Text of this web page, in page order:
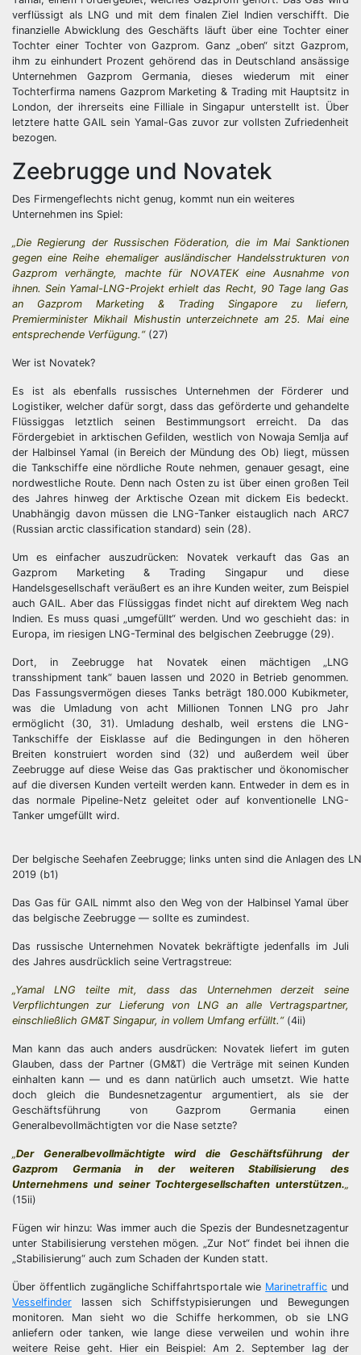
verflüssigt als LNG und mit dem finalen Ziel Indien verschifft. Die
finanzielle Abwicklung des Geschäfts läuft über eine Tochter einer
Tochter einer Tochter von Gazprom. Ganz „oben“ sitzt Gazprom,
ihm zu einhundert Prozent gehörend das in Deutschland ansässige
Unternehmen Gazprom Germania, dieses wiederum mit einer
Tochterfirma namens Gazprom Marketing & Trading mit Hauptsitz in
London, der ihrerseits eine Filliale in Singapur unterstellt ist. Über
letztere hatte GAIL sein Yamal-Gas zuvor zur vollsten Zufriedenheit
bezogen.
Zeebrugge und Novatek
Des Firmengeflechts nicht genug, kommt nun ein weiteres
Unternehmen ins Spiel:
„Die Regierung der Russischen Föderation, die im Mai Sanktionen
gegen eine Reihe ehemaliger ausländischer Handelsstrukturen von
Gazprom verhängte, machte für NOVATEK eine Ausnahme von
ihnen. Sein Yamal-LNG-Projekt erhielt das Recht, 90 Tage lang Gas
an Gazprom Marketing & Trading Singapore zu liefern,
Premierminister Mikhail Mishustin unterzeichnete am 25. Mai eine
entsprechende Verfügung.“(27)
Wer ist Novatek?
Es ist als ebenfalls russisches Unternehmen der Förderer und
Logistiker, welcher dafür sorgt, dass das geförderte und gehandelte
Flüssiggas letztlich seinen Bestimmungsort erreicht. Da das
Fördergebiet in arktischen Gefilden, westlich von Nowaja Semlja auf
der Halbinsel Yamal (in Bereich der Mündung des Ob) liegt, müssen
die Tankschiffe eine nördliche Route nehmen, genauer gesagt, eine
nordwestliche Route. Denn nach Osten zu ist über einen großen Teil
des Jahres hinweg der Arktische Ozean mit dickem Eis bedeckt.
Unabhängig davon müssen die LNG-Tanker eistauglich nach ARC7
(Russian arctic classification standard) sein (28).
Um es einfacher auszudrücken: Novatek verkauft das Gas an
Gazprom Marketing & Trading Singapur und diese
Handelsgesellschaft veräußert es an ihre Kunden weiter, zum Beispiel
auch GAIL. Aber das Flüssiggas findet nicht auf direktem Weg nach
Indien. Es muss quasi „umgefüllt“ werden. Und wo geschieht das: in
Europa, im riesigen LNG-Terminal des belgischen Zeebrugge (29).
Dort, in Zeebrugge hat Novatek einen mächtigen „LNG
transshipment tank“ bauen lassen und 2020 in Betrieb genommen.
Das Fassungsvermögen dieses Tanks beträgt 180.000 Kubikmeter,
was die Umladung von acht Millionen Tonnen LNG pro Jahr
ermöglicht (30, 31). Umladung deshalb, weil erstens die LNG-
Tankschiffe der Eisklasse auf die Bedingungen in den höheren
Breiten konstruiert worden sind (32) und außerdem weil über
Zeebrugge auf diese Weise das Gas praktischer und ökonomischer
auf die diversen Kunden verteilt werden kann. Entweder in dem es in
das normale Pipeline-Netz geleitet oder auf konventionelle LNG-
Tanker umgefüllt wird.
Der belgische Seehafen Zeebrugge; links unten sind die Anlagen des
2019 (b1)
Das Gas für GAIL nimmt also den Weg von der Halbinsel Yamal über
das belgische Zeebrugge — sollte es zumindest.
Das russische Unternehmen Novatek bekräftigte jedenfalls im Juli
des Jahres ausdrücklich seine Vertragstreue:
„Yamal LNG teilte mit, dass das Unternehmen derzeit seine
Verpflichtungen zur Lieferung von LNG an alle Vertragspartner,
einschließlich GM&T Singapur, in vollem Umfang erfüllt.“(4ii)
Man kann das auch anders ausdrücken: Novatek liefert im guten
Glauben, dass der Partner (GM&T) die Verträge mit seinen Kunden
einhalten kann — und es dann natürlich auch umsetzt. Wie hatte
doch gleich die Bundesnetzagentur argumentiert, als sie der
Geschäftsführung von Gazprom Germania einen
Generalbevollmächtigten vor die Nase setzte?
„Der Generalbevollmächtigte wird die Geschäftsführung der
Gazprom Germania in der weiteren Stabilisierung des
Unternehmens und seiner Tochtergesellschaften unterstützen.„
(15ii)
Fügen wir hinzu: Was immer auch die Spezis der Bundesnetzagentur
unter Stabilisierung verstehen mögen. „Zur Not“ findet bei ihnen die
„Stabilisierung“ auch zum Schaden der Kunden statt.
Über öffentlich zugängliche Schiffahrtsportale wie Marinetraffic und
Vesselfinder lassen sich Schiffstypisierungen und Bewegungen
monitoren. Man sieht wo die Schiffe herkommen, ob sie LNG
anliefern oder tanken, wie lange diese verweilen und wohin ihre
weitere Reise geht. Hier ein Beispiel: Am 2. September lag der